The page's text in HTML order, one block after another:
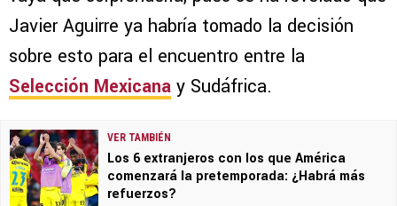
Javier Aguirre ya habría tomado la decisión
sobre esto para el encuentro entre la
Selección Mexicana y Sudáfrica.
VER TAMBIÉN
Los 6 extranjeros con los que América
comenzará la pretemporada: ¿Habrá más
refuerzos?